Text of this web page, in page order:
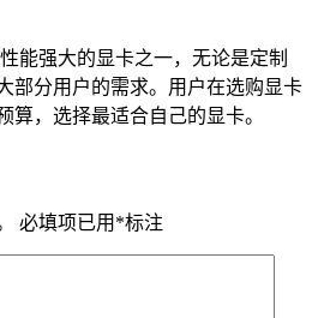
能强大的显卡之一，无论是定制
部分用户的需求。用户在选购显卡
算，选择最适合自己的显卡。
必填项已用 *标注